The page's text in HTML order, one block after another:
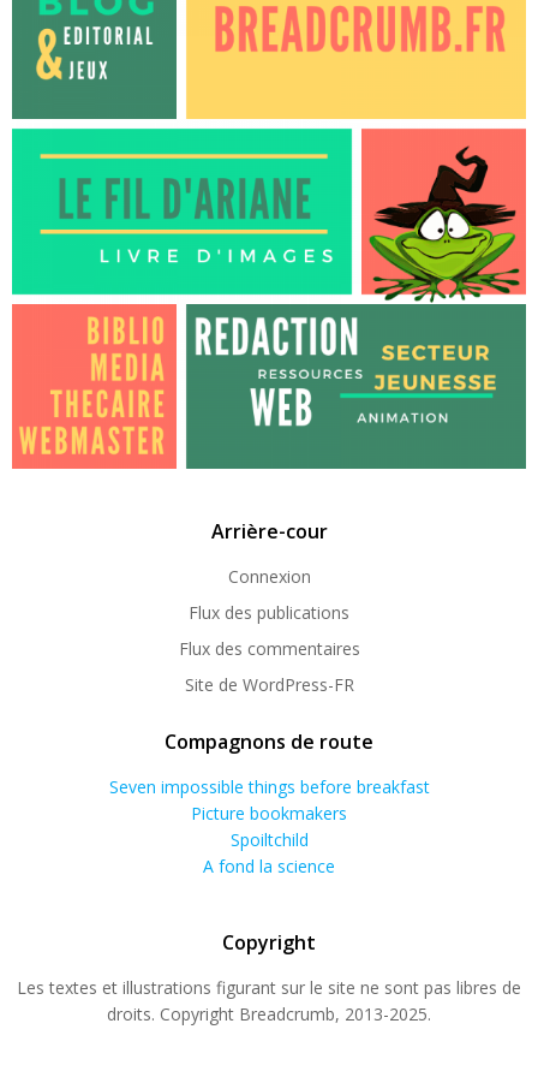
Arrière-cour
Connexion
Flux des publications
Flux des commentaires
Site de WordPress-FR
Compagnons de route
Seven impossible things before breakfast
Picture bookmakers
Spoiltchild
A fond la science
Copyright
Les textes et illustrations figurant sur le site ne sont pas libres de
droits. Copyright Breadcrumb, 2013-2025.